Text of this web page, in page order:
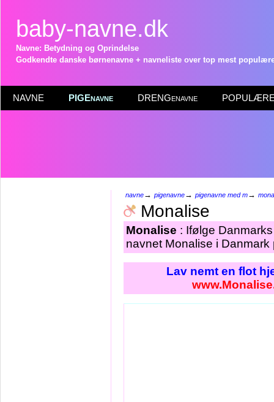
baby-navne.dk
Navne: Betydning og Oprindelse
Godkendte danske børnenavne + navneliste over top mest
NAVNE PIGEnavne DRENGenavne POPULÆRE
navne→ pigenavne→ pigenavne med m→
Monalise
Monalise : Ifølge
navnet Monalise i Danmark
Lav nemt en flot